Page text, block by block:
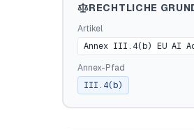
RECHTLICHE
Artikel
Annex III.4(b) EU AI
Annex-Pfad
III.4(b)